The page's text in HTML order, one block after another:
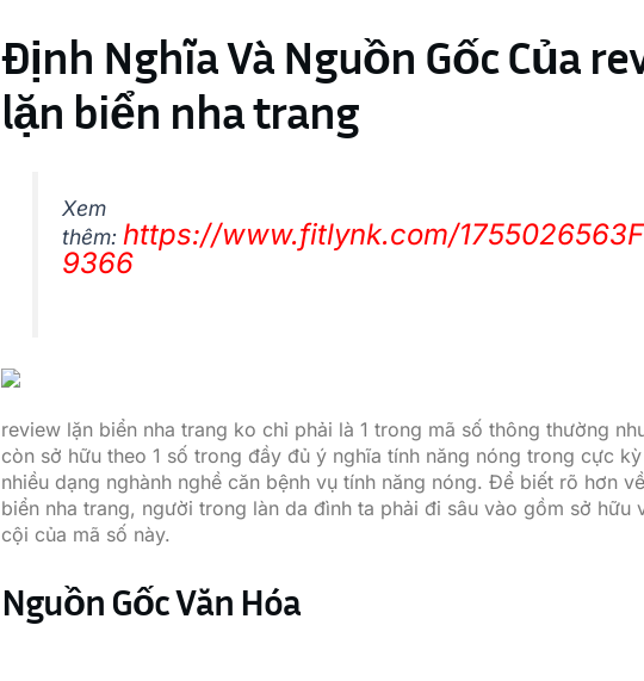
Định Nghĩa Và Nguồn Gốc Của
lặn biển nha trang
Xem
thêm:https://www.fitlynk.com/
9366
review lặn biển nha trang ko chỉ phải là 1 trong mã số thông thường
còn sở hữu theo 1 số trong đầy đủ ý nghĩa tính năng nóng trong cực
nhiều dạng nghành nghề căn bệnh vụ tính năng nóng. Để biết rõ hơn
biển nha trang, người trong làn da đình ta phải đi sâu vào gồm sở hữu
cội của mã số này.
Nguồn Gốc Văn Hóa